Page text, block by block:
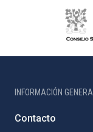
INFORMACIÓN GENERAL
Contacto